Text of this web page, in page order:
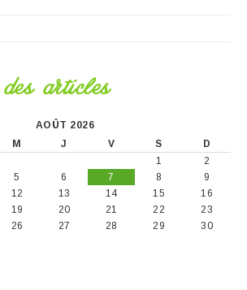
articles
AOÛT 2026
M J V S
D
1
2
5 6 7 8
9
12 13 14 15
16
19 20 21 22
23
26 27 28 29
30